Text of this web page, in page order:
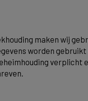
maken wij
worden